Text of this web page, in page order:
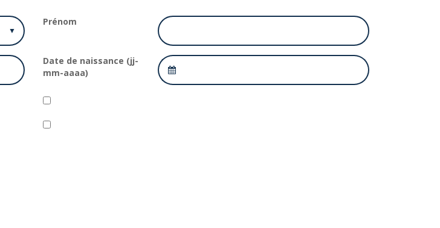
Prénom
Date de naissance (jj-
mm-aaaa)